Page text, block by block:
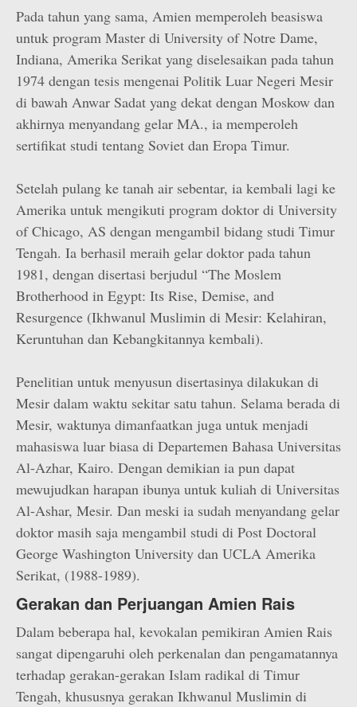
Pada tahun yang sama, Amien memperoleh beasiswa
untuk program Master di University of Notre Dame,
Indiana, Amerika Serikat yang diselesaikan pada tahun
1974 dengan tesis mengenai Politik Luar Negeri Mesir
di bawah Anwar Sadat yang dekat dengan Moskow dan
akhirnya menyandang gelar MA., ia memperoleh
sertifikat studi tentang Soviet dan Eropa Timur.
Setelah pulang ke tanah air sebentar, ia kembali lagi ke
Amerika untuk mengikuti program doktor di University
of Chicago, AS dengan mengambil bidang studi Timur
Tengah. Ia berhasil meraih gelar doktor pada tahun
1981, dengan disertasi berjudul “The Moslem
Brotherhood in Egypt: Its Rise, Demise, and
Resurgence (Ikhwanul Muslimin di Mesir: Kelahiran,
Keruntuhan dan Kebangkitannya kembali).
Penelitian untuk menyusun disertasinya dilakukan di
Mesir dalam waktu sekitar satu tahun. Selama berada di
Mesir, waktunya dimanfaatkan juga untuk menjadi
mahasiswa luar biasa di Departemen Bahasa Universitas
Al-Azhar, Kairo. Dengan demikian ia pun dapat
mewujudkan harapan ibunya untuk kuliah di Universitas
Al-Ashar, Mesir. Dan meski ia sudah menyandang gelar
doktor masih saja mengambil studi di Post Doctoral
George Washington University dan UCLA Amerika
Serikat, (1988-1989).
Gerakan dan Perjuangan Amien Rais
Dalam beberapa hal, kevokalan pemikiran Amien Rais
sangat dipengaruhi oleh perkenalan dan pengamatannya
terhadap gerakan-gerakan Islam radikal di Timur
Tengah, khususnya gerakan Ikhwanul Muslimin di